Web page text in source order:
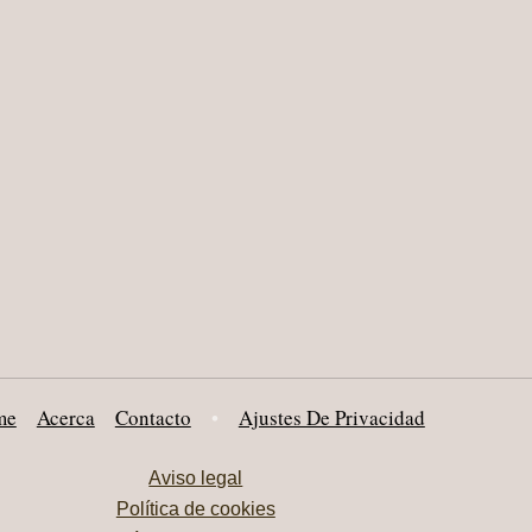
Acerca Contacto • Ajustes De Privacidad
Aviso legal
Política de cookies